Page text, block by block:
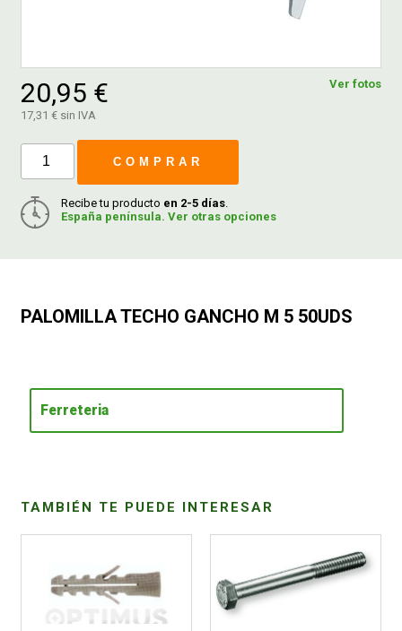
Ver fotos
20,95 €
17,31 € sin IVA
COMPRAR
Recibe tu producto en 2-5 días.
España península. Ver otras opciones
PALOMILLA TECHO GANCHO M 5 50UDS
Ferreteria
TAMBIÉN TE PUEDE INTERESAR
FERROVICMAR
DESPIECE